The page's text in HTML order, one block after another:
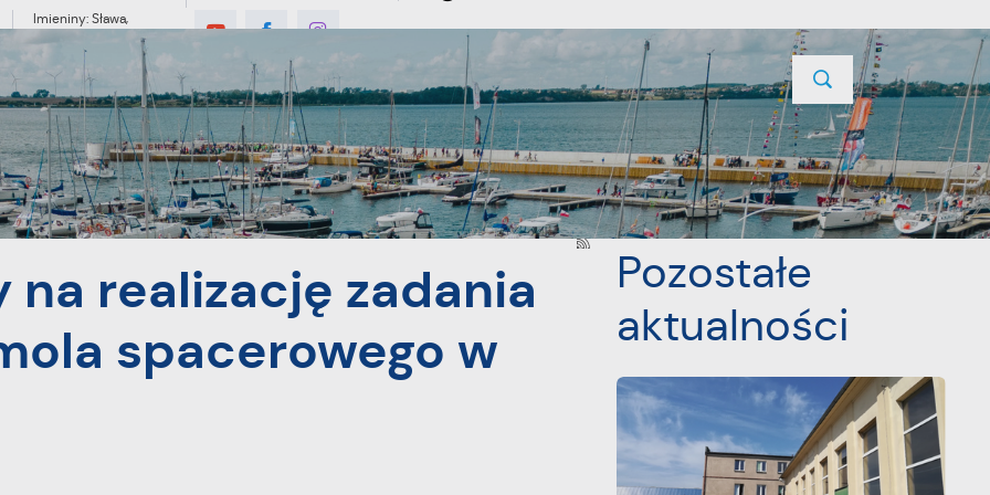
Imieniny: Sława,
Jakub, Stefan
MIESZKANIEC TURYSTYKA INWESTYCJE PROJEKTY UNIJNE KONTAKT
pn. Modernizacja mola spacerowego w Pucku POPRZEDNI
realizację zadania
spacerowego w
Pozostałe
aktualności